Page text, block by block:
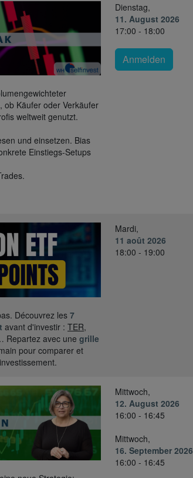
ob Käufer oder Verkäufer
weltweit genutzt.
und einsetzen. Bias
Einstiegs-Setups
Dienstag,
11. August 2026
17:00 - 18:00
Anmelden
Découvrez les 7
avant d'investir : TER,
Repartez avec une grille
pour comparer et
Mardi,
11 août 2026
18:00 - 19:00
Mittwoch,
12. August 2026
16:00 - 16:45
Mittwoch,
16. September 2026
16:00 - 16:45